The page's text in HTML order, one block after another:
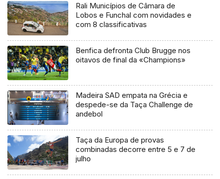
Rali Municípios de Câmara de
Lobos e Funchal com novidades e
com 8 classificativas
Benfica defronta Club Brugge nos
oitavos de final da «Champions»
Madeira SAD empata na Grécia e
despede-se da Taça Challenge de
andebol
Taça da Europa de provas
combinadas decorre entre 5 e 7 de
julho